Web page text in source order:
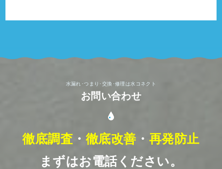
水漏れ･つまり･交換･修理は水コネクト
お問い合わせ
徹底調査 ・ 徹底改善 ・ 再発防止
まずはお電話ください。